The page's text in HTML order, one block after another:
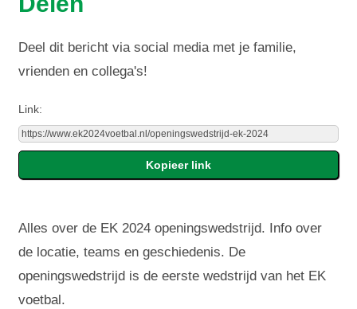
Deel dit bericht via social media met je familie,
vrienden en collega's!
Link:
Alles over de EK 2024 openingswedstrijd. Info over
de locatie, teams en geschiedenis. De
openingswedstrijd is de eerste wedstrijd van het EK
voetbal.